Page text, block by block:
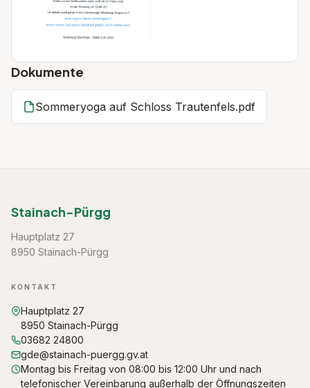
Dokumente
Sommeryoga auf Schloss Trautenfels.pdf
Stainach-Pürgg
Hauptplatz 27
8950 Stainach-Pürgg
KONTAKT
Hauptplatz 27
8950 Stainach-Pürgg
03682 24800
gde@stainach-puergg.gv.at
Montag bis Freitag von 08:00 bis 12:00 Uhr und nach
telefonischer Vereinbarung außerhalb der Öffnungszeiten